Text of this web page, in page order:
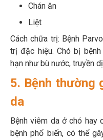
Chán ăn
Liệt
Cách chữa trị: Bệnh
trị đặc hiệu. Chó bị
hạn như bù nước, truyền
5. Bệnh thường
da
Bệnh viêm da ở chó hay
bệnh phổ biến, có thể